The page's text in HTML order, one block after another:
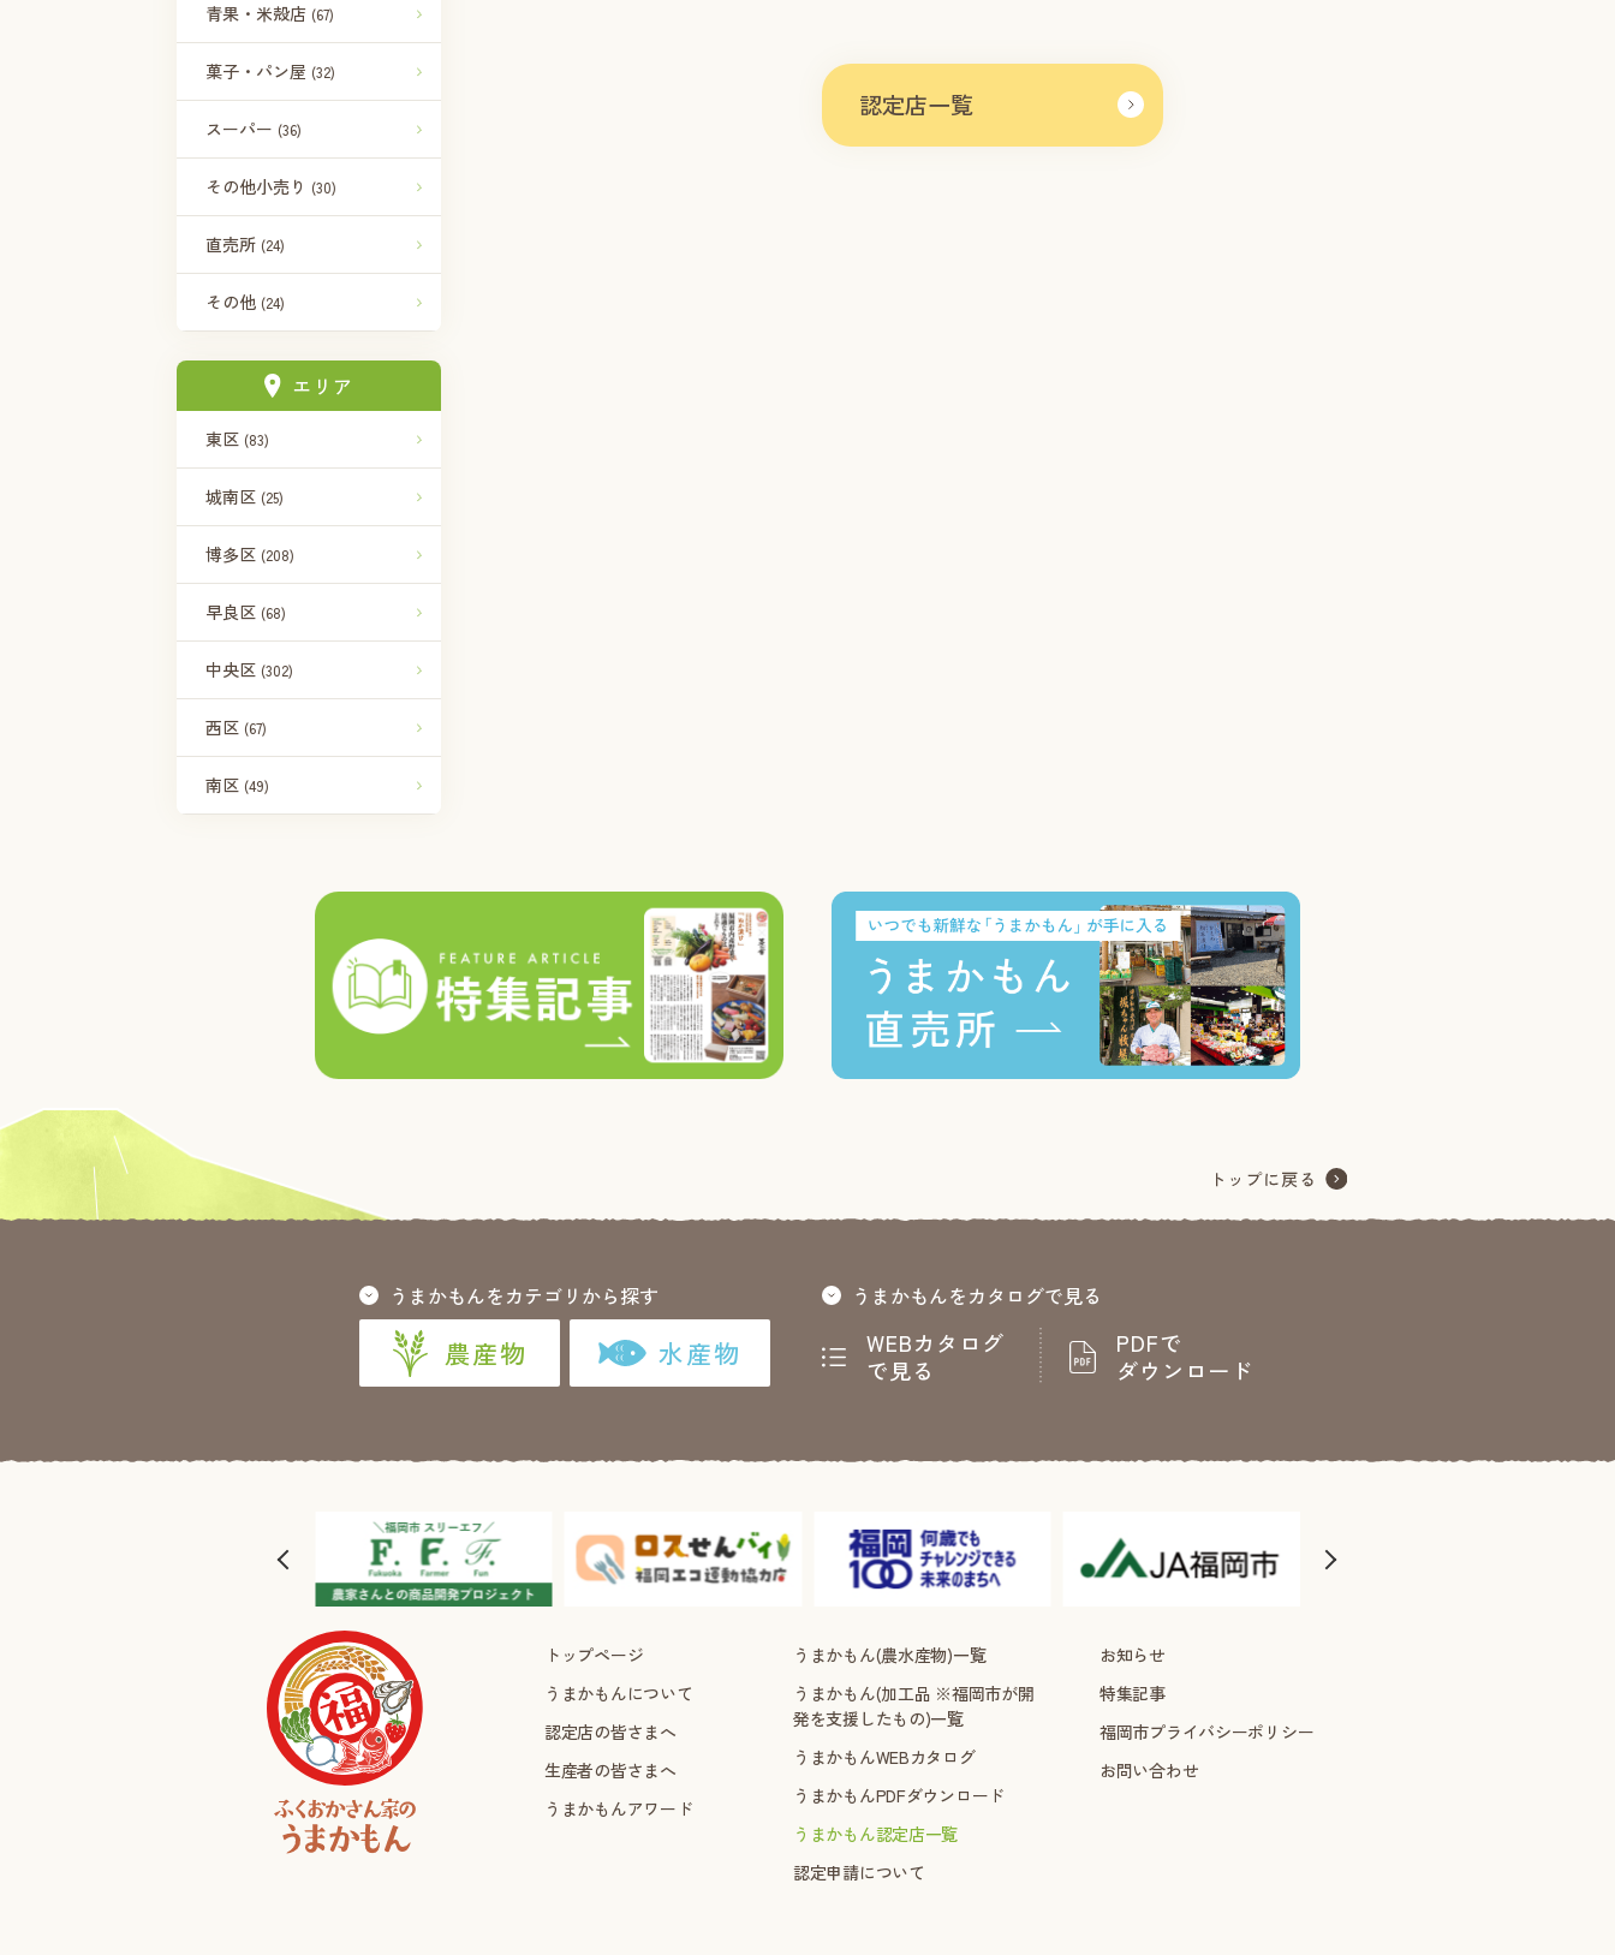
青果・米殻店 (67)
菓子・パン屋 (32)
スーパー (36)
その他小売り (30)
直売所 (24)
その他 (24)
エリア
東区 (83)
城南区 (25)
博多区 (208)
早良区 (68)
中央区 (302)
西区 (67)
南区 (49)
認定店一覧
うまかもんをカテゴリから探す
農産物 水産物
うまかもんをカタログで見る
WEBカタログ
で見る
PDFで
ダウンロード
トップページ
うまかもんについて
認定店の皆さまへ
生産者の皆さまへ
うまかもんアワード
うまかもん(農水産物)一覧
うまかもん(加工品 ※福岡市が開
発を支援したもの)一覧
うまかもんWEBカタログ
うまかもんPDFダウンロード
うまかもん認定店一覧
認定申請について
お知らせ
特集記事
福岡市プライバシーポリシー
お問い合わせ